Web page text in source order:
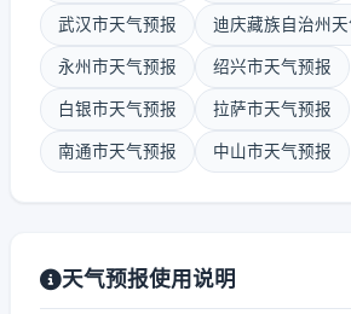
武汉市天气预报 迪庆藏族自治州
永州市天气预报 绍兴市天气预报
白银市天气预报 拉萨市天气预报
南通市天气预报 中山市天气预报
天气预报使用说明